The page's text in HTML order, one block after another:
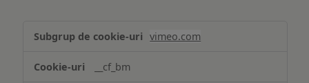
Asigurarea
funcționalităților
website-
ului
vimeo.com
__cf_bm